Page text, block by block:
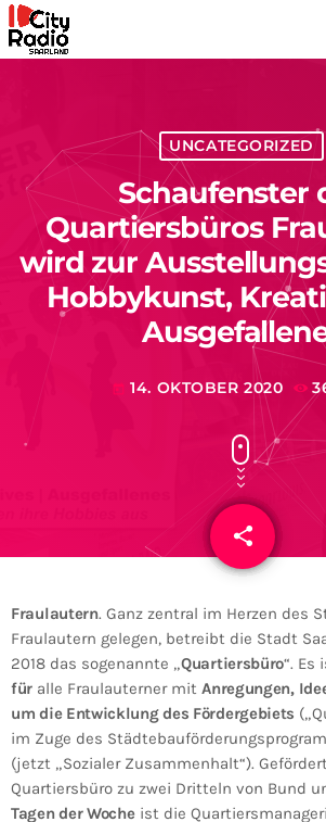
UNCATEGORIZED
Schaufenster
Quartiersbüros
wird zur
Hobbykunst,
today 14. OKTOBER 2020
share
email
Fraulautern. Ganz zentral im Herzen des
Fraulautern gelegen, betreibt die Stadt
2018 das sogenannte „Quartiersbüro“. Es
für alle Fraulauterner mitAnregungen,
um die Entwicklung des Fördergebiets
im Zuge des
(jetzt „Sozialer Zusammenhalt“).
Quartiersbüro zu zwei Dritteln von Bund
Tagen der Wocheist die